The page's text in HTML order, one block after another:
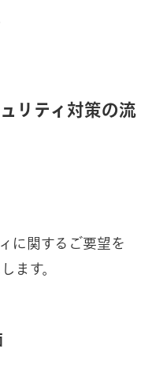
リティ対策の流
に関するご要望を
ます。